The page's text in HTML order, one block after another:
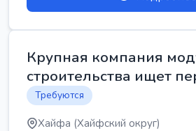
Крупная компания
строительства ищет
Требуются
Хайфа (Хайфский округ)